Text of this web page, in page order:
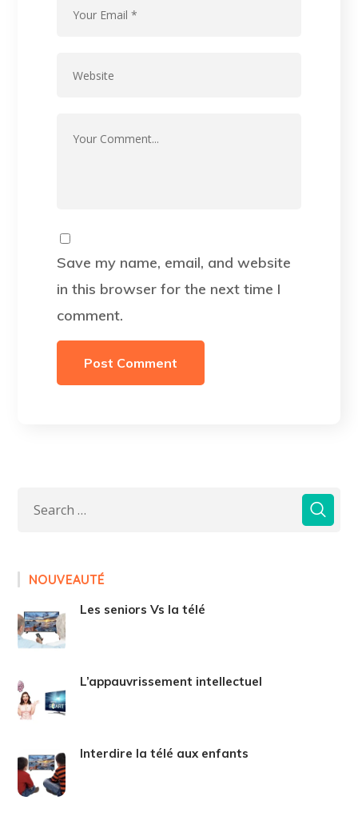
Save my name, email, and website
in this browser for the next time I
comment.
NOUVEAUTÉ
Les seniors Vs la télé
L’appauvrissement intellectuel
Interdire la télé aux enfants